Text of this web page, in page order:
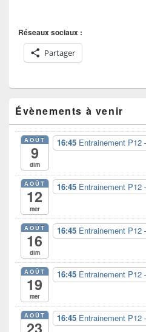
Réseaux sociaux :
Partager
principale
de
widget
pour
barre
latérale
Évènements à venir
AOÛT
9
dim
16:45 Entrainement P12
AOÛT
12
mer
16:45 Entrainement P12
AOÛT
16
dim
16:45 Entrainement P12
AOÛT
19
mer
16:45 Entrainement P12
AOÛT 16:45 Entrainement P12